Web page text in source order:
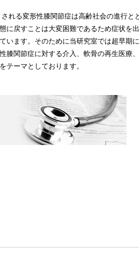
れる変形性膝関節症は高齢社会の進行
に戻すことは大変困難であるため症状を
います。そのために当研究室では超早
膝関節症に対する介入、軟骨の再生医
テーマとしております。